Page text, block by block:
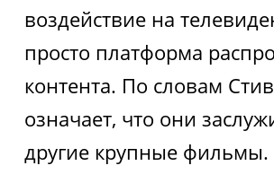
воздействие на
просто платформа
контента. По словам
означает, что они
другие крупные фильмы.